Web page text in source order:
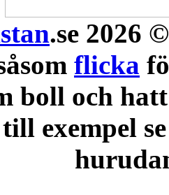
.se 2026
flicka
boll och
exempel